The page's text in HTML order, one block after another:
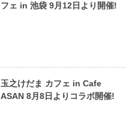
フェ in 池袋 9月12日より開催!
玉之けだま カフェ in Cafe
ASAN 8月8日よりコラボ開催!